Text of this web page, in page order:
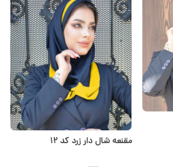
مقنعه شال دار زرد کد ۱۲